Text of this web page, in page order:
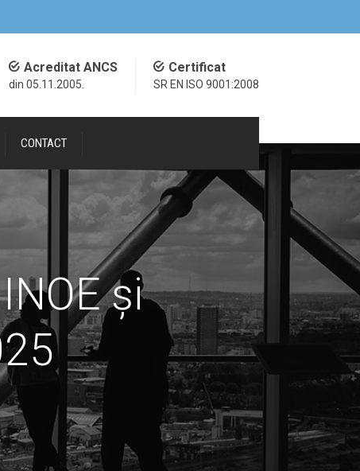
Certificat
SR EN ISO 9001:2008
Acreditat ANCS
din 05.11.2005.
CONTACT
și